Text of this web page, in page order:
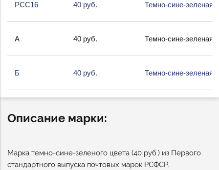
РСС16 40 руб. Темно-сине-зеленая
А 40 руб. Темно-сине-зеленая
Б 40 руб. Темно-сине-зеленая
Описание марки:
Марка темно-сине-зеленого цвета (40 руб.) из Первого
стандартного выпуска почтовых марок РСФСР.